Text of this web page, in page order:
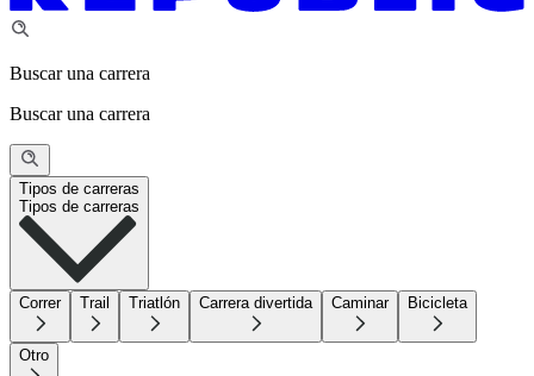
Buscar una carrera
Buscar una carrera
Tipos de carreras
Tipos de carreras
Correr Trail Triatlón Carrera divertida Caminar Bicicleta
Otro